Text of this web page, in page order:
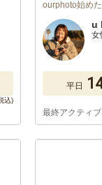
ourphoto始め
u
女
平日
最終アクティ